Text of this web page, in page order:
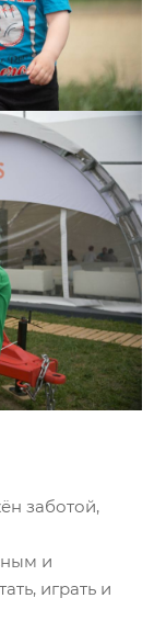
заботой,
и
играть и